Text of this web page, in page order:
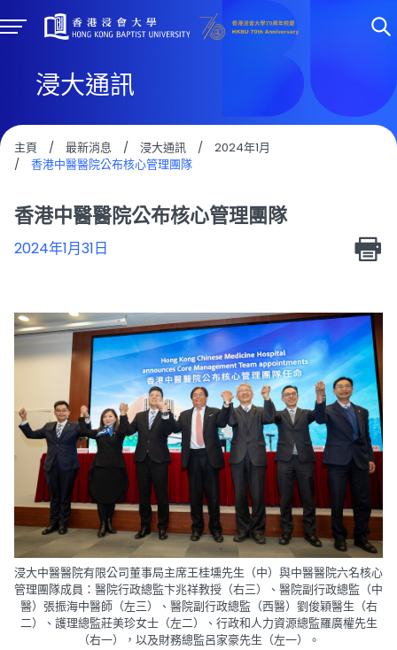
浸大通訊
主頁 / 最新消息 / 浸大通訊 /
2024年1月
/
香港中醫醫院公布核心管理團隊
香港中醫醫院公布核心管理團隊
2024年1月31日
浸大中醫醫院有限公司董事局主席王桂壎先生（中）與中醫醫院六名核心
管理團隊成員：醫院行政總監卞兆祥教授（右三）、醫院副行政總監（中
醫）張振海中醫師（左三）、醫院副行政總監（西醫）劉俊穎醫生（右
二）、護理總監莊美珍女士（左二）、行政和人力資源總監羅廣權先生
（右一），以及財務總監呂家豪先生（左一）。